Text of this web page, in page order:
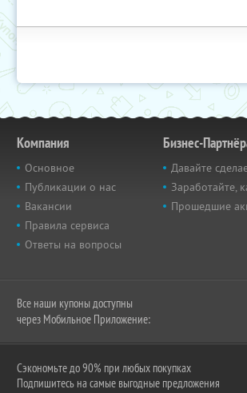
Компания
Основное
Публикации о нас
Вакансии
Правила сервиса
Ответы на вопросы
Бизнес-
Давайте
Заработайте,
Прошедшие
Все наши купоны доступны
через Мобильное Приложение:
Сэкономьте до 90% при любых покупках
Подпишитесь на самые выгодные предложения